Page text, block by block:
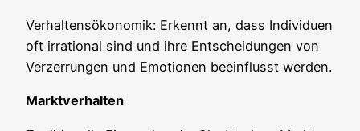
Ver­hal­tens­öko­no­mik: Erkennt an, dass Indi­vi­du­en
oft irra­tio­nal sind und ihre Ent­schei­dun­gen von
Ver­zer­run­gen und Emo­tio­nen beein­flusst werden.
Markt­ver­hal­ten